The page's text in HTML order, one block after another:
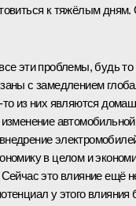
к тяжёлым дням.
эти проблемы, будь
с замедлением
из них являются
изменение
в целом и
Сейчас это влияние ещё
у этого влияния